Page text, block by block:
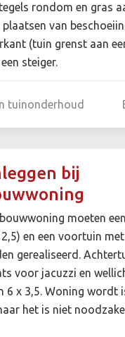
rondom en gras
van
(tuin grenst aan
steiger.
tuinonderhoud
bij
moeten
en een voortuin
gerealiseerd.
voor jacuzzi en
6 x 3,5. Woning wordt
het is niet